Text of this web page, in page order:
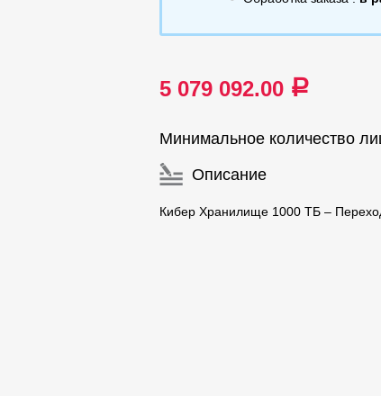
5 079 092.00 a
Минимальное количество
Описание
Кибер Хранилище 1000 ТБ –